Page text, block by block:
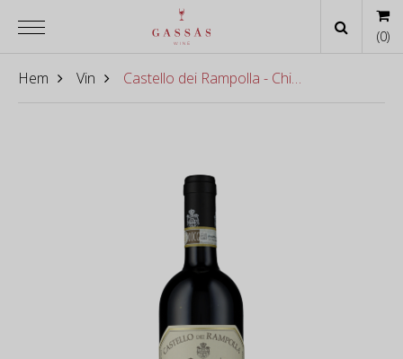
Hem Vin Castello dei Rampolla - Chianti Classico 2021
(0)